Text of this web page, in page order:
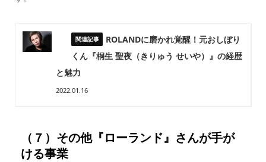
ROLANDに磨かれ覚醒！元おしぼり
くん『桐生 聖夜（きりゅう せいや）』の経歴
と魅力
2022.01.16
（７）その他『ローランド』さんが手が
ける事業